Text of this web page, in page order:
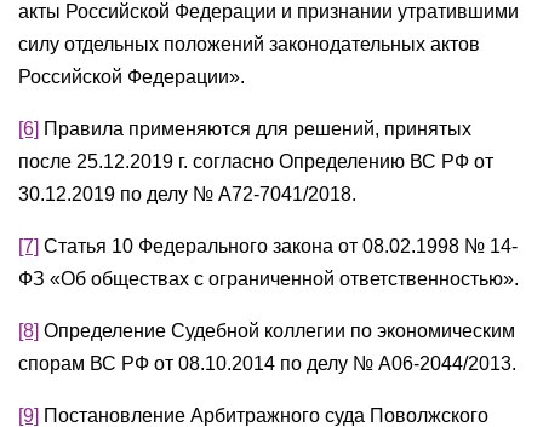
акты Российской Федерации и признании утратившими
силу отдельных положений законодательных актов
Российской Федерации».
[6] Правила применяются для решений, принятых
после 25.12.2019 г. согласно Определению ВС РФ от
30.12.2019 по делу № А72-7041/2018.
[7] Статья 10 Федерального закона от 08.02.1998 № 14-
ФЗ «Об обществах с ограниченной ответственностью».
[8] Определение Судебной коллегии по экономическим
спорам ВС РФ от 08.10.2014 по делу № А06-2044/2013.
[9] Постановление Арбитражного суда Поволжского